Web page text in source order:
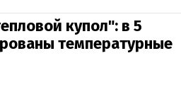
купол": в 5
температурные